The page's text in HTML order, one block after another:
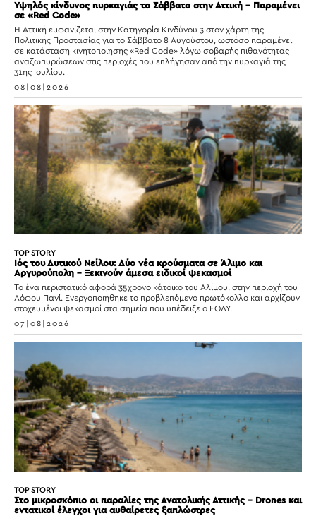
Υψηλός κίνδυνος πυρκαγιάς το Σάββατο στην Αττική – Παραμένει
σε «Red Code»
Η Αττική εμφανίζεται στην Κατηγορία Κινδύνου 3 στον χάρτη της
Πολιτικής Προστασίας για το Σάββατο 8 Αυγούστου, ωστόσο παραμένει
σε κατάσταση κινητοποίησης «Red Code» λόγω σοβαρής πιθανότητας
αναζωπυρώσεων στις περιοχές που επλήγησαν από την πυρκαγιά της
31ης Ιουλίου.
08|08|2026
TOP STORY
Ιός του Δυτικού Νείλου: Δύο νέα κρούσματα σε Άλιμο και
Αργυρούπολη – Ξεκινούν άμεσα ειδικοί ψεκασμοί
Το ένα περιστατικό αφορά 35χρονο κάτοικο του Αλίμου, στην περιοχή του
Λόφου Πανί. Ενεργοποιήθηκε το προβλεπόμενο πρωτόκολλο και αρχίζουν
στοχευμένοι ψεκασμοί στα σημεία που υπέδειξε ο ΕΟΔΥ.
07|08|2026
TOP STORY
Στο μικροσκόπιο οι παραλίες της Ανατολικής Αττικής – Drones και
εντατικοί έλεγχοι για αυθαίρετες ξαπλώστρες